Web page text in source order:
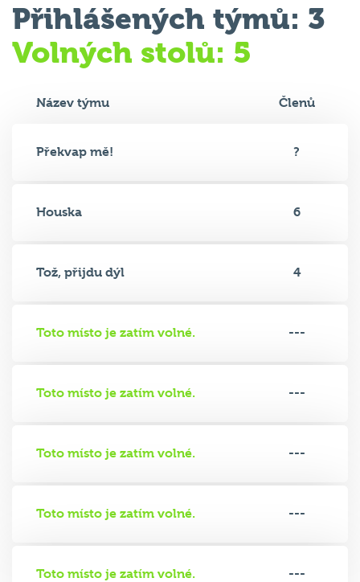
Přihlášených týmů: 3
Volných stolů: 5
Název týmu Členů
Překvap mě! ?
Houska 6
Tož, přijdu dýl 4
Toto místo je zatím volné. ---
Toto místo je zatím volné. ---
Toto místo je zatím volné. ---
Toto místo je zatím volné. ---
Toto místo je zatím volné. ---